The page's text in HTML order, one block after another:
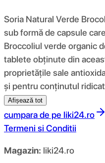
Soria Natural Verde
sub formă de capsule
Broccoliul verde organic
tablete obținute din
proprietățile sale
și pentru conținutul
Afișează tot
cumpara de pe liki24.ro
Termeni si Conditii
Magazin: liki24.ro